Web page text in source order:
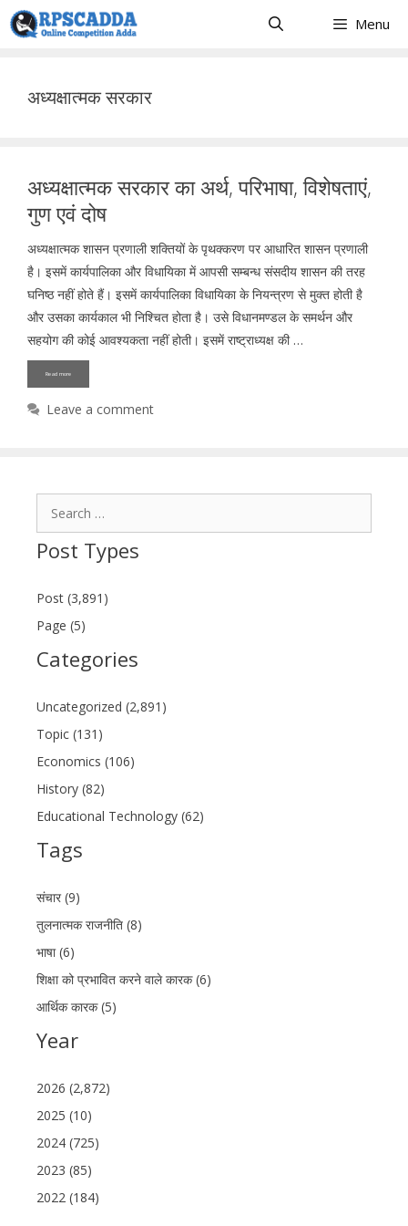
Skip
to
Menu
अध्यक्षात्मक सरकार
अध्यक्षात्मक सरकार का अर्थ, परिभाषा, विशेषताएं,
गुण एवं दोष
अध्यक्षात्मक शासन प्रणाली शक्तियों के पृथक्करण पर आधारित शासन प्रणाली
है। इसमें कार्यपालिका और विधायिका में आपसी सम्बन्ध संसदीय शासन की तरह
घनिष्ठ नहीं होते हैं। इसमें कार्यपालिका विधायिका के नियन्त्रण से मुक्त होती है
और उसका कार्यकाल भी निश्चित होता है। उसे विधानमण्डल के समर्थन और
सहयोग की कोई आवश्यकता नहीं होती। इसमें राष्ट्राध्यक्ष की …
Read more
Leave a comment
Post Types
Post (3,891)
Page (5)
Categories
Uncategorized (2,891)
Topic (131)
Economics (106)
History (82)
Educational Technology (62)
Tags
संचार (9)
तुलनात्मक राजनीति (8)
भाषा (6)
शिक्षा को प्रभावित करने वाले कारक (6)
आर्थिक कारक (5)
Year
2026 (2,872)
2025 (10)
2024 (725)
2023 (85)
2022 (184)